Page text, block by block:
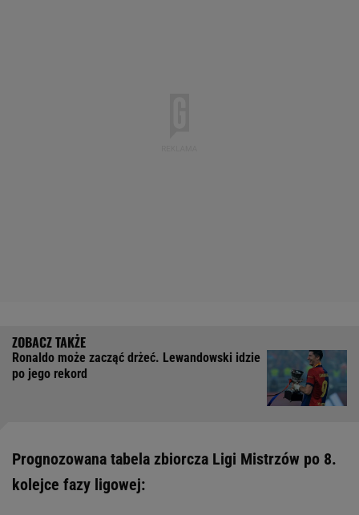
Ronaldo może zacząć drżeć. Lewandowski idzie
po jego rekord
Prognozowana tabela zbiorcza Ligi Mistrzów po 8.
kolejce fazy ligowej: